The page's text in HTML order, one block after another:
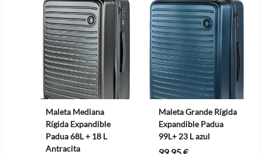
Maleta Mediana
Rígida Expandible
Padua 68L + 18 L
Antracita
Maleta Grande Rígida
Expandible Padua
99L+ 23 L azul